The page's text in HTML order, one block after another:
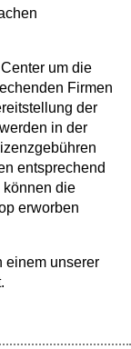
um die
Firmen
der
in der
entsprechend
können die
erworben
einem unserer